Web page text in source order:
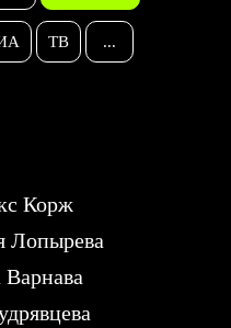
ТВ ...
Корж
Лопырева
Варнава